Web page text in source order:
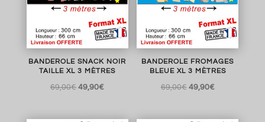
BANDEROLE SNACK NOIR
TAILLE XL 3 MÈTRES
69,00€ Le
initial
49,90€Le
actuel
BANDEROLE FROMAGES
BLEUE XL 3 MÈTRES
69,00€ Le
initial
49,90€Le
actuel